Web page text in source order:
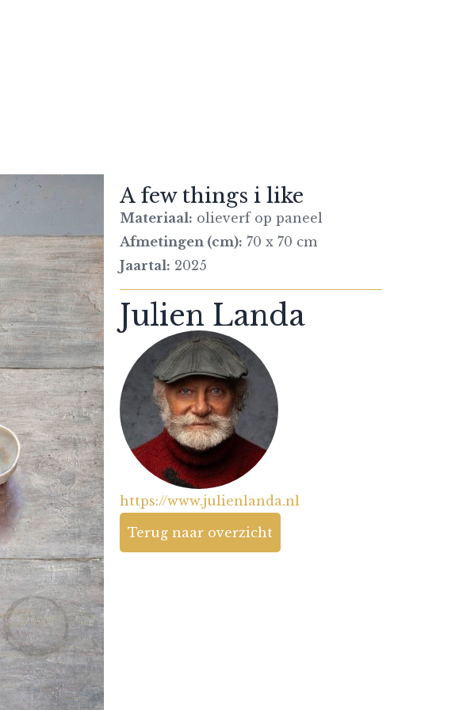
A few things i like
Materiaal: olieverf op paneel
Afmetingen (cm): 70 x 70 cm
Jaartal: 2025
Julien Landa
https://www.julienlanda.nl
Terug naar overzicht